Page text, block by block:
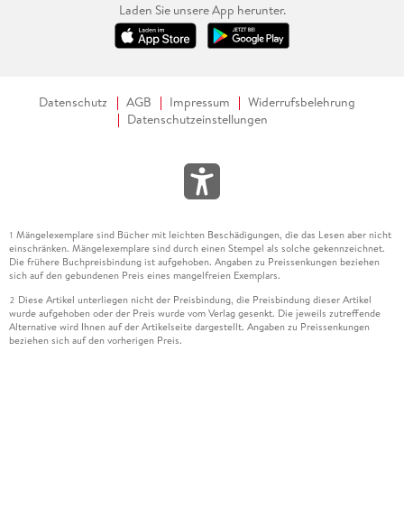
Laden Sie unsere App herunter.
Datenschutz AGB Impressum
Widerrufsbelehrung
Datenschutzeinstellungen
1 Mängelexemplare sind Bücher mit leichten Beschädigungen, die das Lesen aber nicht
einschränken. Mängelexemplare sind durch einen Stempel als solche gekennzeichnet.
Die frühere Buchpreisbindung ist aufgehoben. Angaben zu Preissenkungen beziehen
sich auf den gebundenen Preis eines mangelfreien Exemplars.
2 Diese Artikel unterliegen nicht der Preisbindung, die Preisbindung dieser Artikel
wurde aufgehoben oder der Preis wurde vom Verlag gesenkt. Die jeweils zutreffende
Alternative wird Ihnen auf der Artikelseite dargestellt. Angaben zu Preissenkungen
beziehen sich auf den vorherigen Preis.